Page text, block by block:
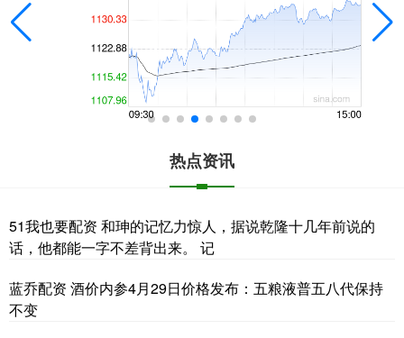
热点资讯
51我也要配资 和珅的记忆力惊人，据说乾隆十几年前说的
话，他都能一字不差背出来。 记
蓝乔配资 酒价内参4月29日价格发布：五粮液普五八代保持
不变